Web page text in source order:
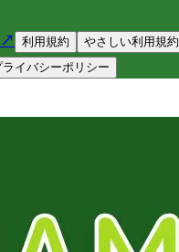
↗ 利用規約 やさしい利用規約
ライバシーポリシー